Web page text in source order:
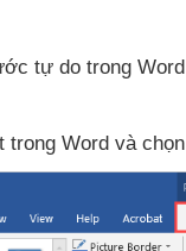
tự do trong Word
trong Word và chọn